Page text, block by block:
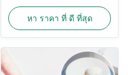
Bottles Cosmetic Body Cream
Bottle Pink Skin Care
Packaging The creative Round
rhinestone shape new lotion
bottle is hot sale by online sales
bussiness . Since our lotion
bottles are thousands models ,
หา ราคา ที่ ดี ที่สุด